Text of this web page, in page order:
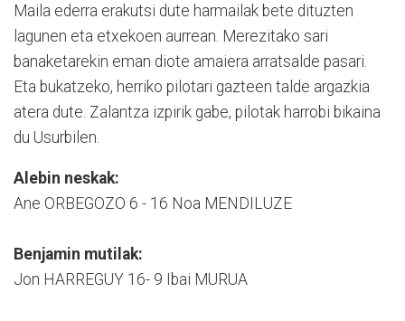
Maila ederra erakutsi dute harmailak bete dituzten
lagunen eta etxekoen aurrean. Merezitako sari
banaketarekin eman diote amaiera arratsalde pasari.
Eta bukatzeko, herriko pilotari gazteen talde argazkia
atera dute. Zalantza izpirik gabe, pilotak harrobi bikaina
du Usurbilen.
Alebin neskak:
Ane ORBEGOZO 6 - 16 Noa MENDILUZE
Benjamin mutilak:
Jon HARREGUY 16- 9 Ibai MURUA